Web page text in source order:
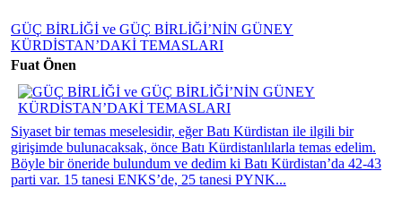
GÜÇ BİRLİĞİ ve GÜÇ BİRLİĞİ’NİN GÜNEY
KÜRDİSTAN’DAKİ TEMASLARI
Fuat Önen
Siyaset bir temas meselesidir, eğer Batı Kürdistan ile ilgili bir
girişimde bulunacaksak, önce Batı Kürdistanlılarla temas edelim.
Böyle bir öneride bulundum ve dedim ki Batı Kürdistan’da 42-43
parti var. 15 tanesi ENKS’de, 25 tanesi PYNK...